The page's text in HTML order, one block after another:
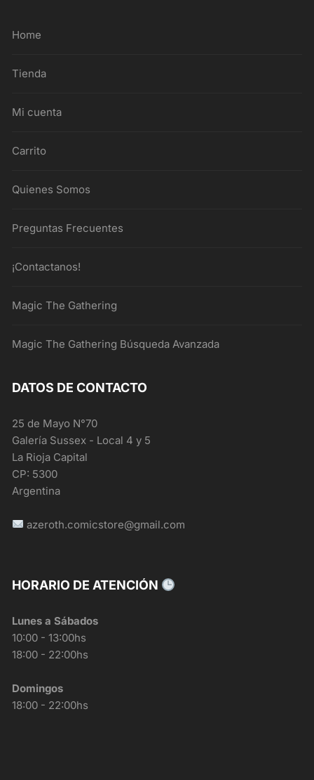
Home
Tienda
Mi cuenta
Carrito
Quienes Somos
Preguntas Frecuentes
¡Contactanos!
Magic The Gathering
Magic The Gathering Búsqueda Avanzada
DATOS DE CONTACTO
25 de Mayo N°70
Galería Sussex - Local 4 y 5
La Rioja Capital
CP: 5300
Argentina
azeroth.comicstore@gmail.com
HORARIO DE ATENCIÓN
Lunes a Sábados
10:00 - 13:00hs
18:00 - 22:00hs
Domingos
18:00 - 22:00hs